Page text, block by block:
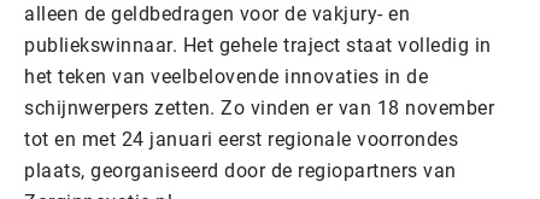
alleen de geldbedragen voor de vakjury- en
publiekswinnaar. Het gehele traject staat volledig in
het teken van veelbelovende innovaties in de
schijnwerpers zetten. Zo vinden er van 18 november
tot en met 24 januari eerst regionale voorrondes
plaats, georganiseerd door de regiopartners van